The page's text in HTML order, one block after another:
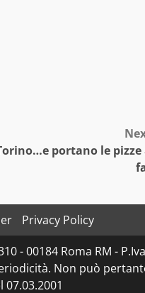
portano le pizze
Privacy Policy
- 00184 Roma RM -
Non può
07.03.2001